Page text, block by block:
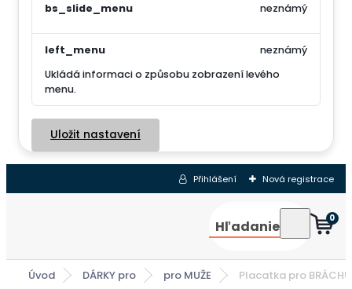
bs_slide_menu neznámý
left_menu
Ukládá informaci o způsobu zobrazení levého
menu.
neznámý
Uložit nastavení
Přihlášení Nová registrace
Hľadanie 0
Úvod DÁRKY pro pro MUŽE Placatka pro